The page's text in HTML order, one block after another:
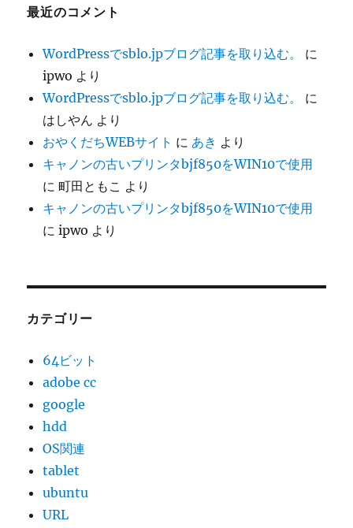
最近のコメント
WordPressでsblo.jpブログ記事を取り込む。
に
ipwo より
WordPressでsblo.jpブログ記事を取り込む。
に
はしやん より
おやくだちWEBサイト に あき より
キャノンの古いプリンタbjf850をWIN10で使用
に町田ともこ より
キャノンの古いプリンタbjf850をWIN10で使用
にipwo より
カテゴリー
64ビット
adobe cc
google
hdd
OS関連
tablet
ubuntu
URL